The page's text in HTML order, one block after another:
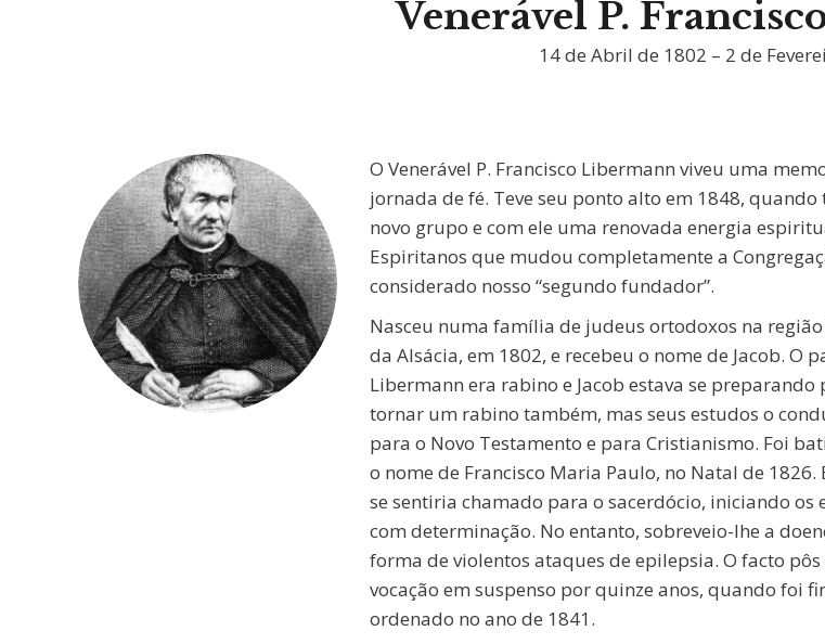
Venerável P.
14 de Abril de 1802 – 2 de
O Venerável P. Francisco Libermann viveu uma
jornada de fé. Teve seu ponto alto em 1848,
novo grupo e com ele uma renovada energia
Espiritanos que mudou completamente a
considerado nosso “segundo fundador”.
Nasceu numa família de judeus ortodoxos na região
da Alsácia, em 1802, e recebeu o nome de Jacob. O
Libermann era rabino e Jacob estava se preparando
tornar um rabino também, mas seus estudos o
para o Novo Testamento e para Cristianismo. Foi
o nome de Francisco Maria Paulo, no Natal de 1826.
se sentiria chamado para o sacerdócio, iniciando os
com determinação. No entanto, sobreveio-lhe a
forma de violentos ataques de epilepsia. O facto pôs
vocação em suspenso por quinze anos, quando foi
ordenado no ano de 1841.